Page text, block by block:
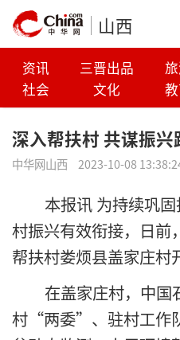
山西
资讯 三晋出品
社会
文化
深入帮扶村 共谋振兴
中华网山西 2023-10-08
本报讯 为持续巩
村振兴有效衔接，日前
帮扶村娄烦县盖家庄村
在盖家庄村，中国
村“两委”、驻村工作